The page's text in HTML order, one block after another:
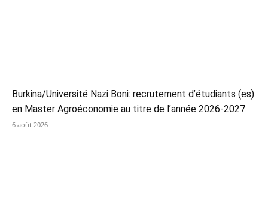
Burkina/Université Nazi Boni: recrutement d’étudiants (es)
en Master Agroéconomie au titre de l’année 2026-2027
6 août 2026